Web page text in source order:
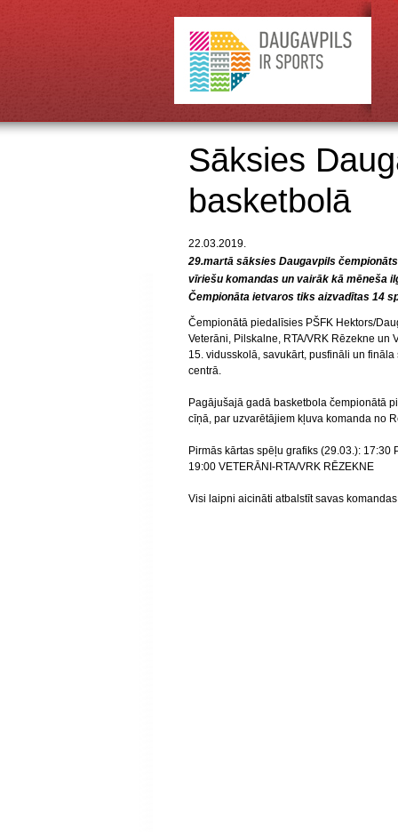
Sāksies
basketbolā
22.03.2019.
29.martā sāksies Daugavpils
vīriešu komandas un vairāk kā mēneša
Čempionāta ietvaros tiks aizvadītas 14
Čempionātā piedalīsies PŠFK Hektors/
Veterāni, Pilskalne, RTA/VRK Rēzekne
15. vidusskolā, savukārt, pusfināli un
centrā.
Pagājušajā gadā basketbola čempionātā
cīņā, par uzvarētājiem kļuva komanda no
Pirmās kārtas spēļu grafiks (29.03.): 17:30
19:00 VETERĀNI-RTA/VRK RĒZEKNE
Visi laipni aicināti atbalstīt savas